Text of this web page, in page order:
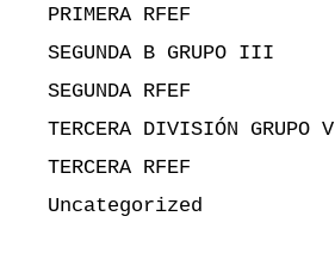
PRIMERA RFEF
SEGUNDA B GRUPO III
SEGUNDA RFEF
TERCERA DIVISIÓN GRUPO V
TERCERA RFEF
Uncategorized